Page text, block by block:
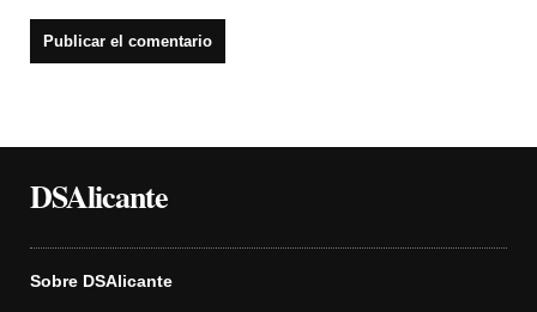
DSAlicante
Sobre DSAlicante